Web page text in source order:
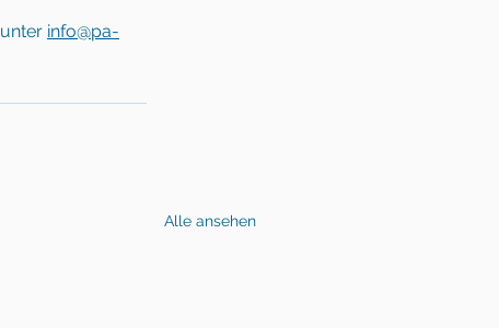
info@pa-
Alle ansehen